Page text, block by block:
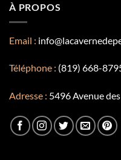
À PROPOS
Email :
Téléphone : (819) 668-
Adresse : 5496 Avenue